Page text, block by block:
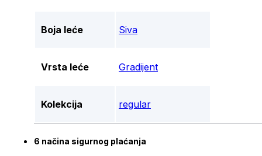
Boja leće Siva
Vrsta leće Gradijent
Kolekcija regular
6 načina sigurnog plaćanja